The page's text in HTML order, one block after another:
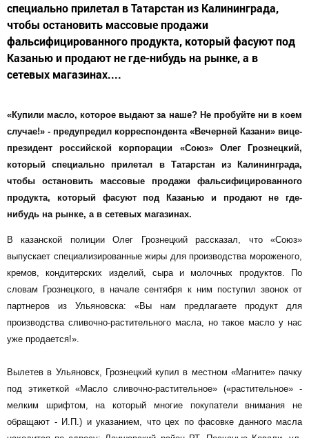
специально прилетал в Татарстан из Калининграда,
чтобы остановить массовые продажи
фальсифицированного продукта, который фасуют под
Казанью и продают не где-нибудь на рынке, а в
сетевых магазинах....
«Купили масло, которое выдают за наше? Не пробуйте ни в коем
случае!» - предупредил корреспондента «Вечерней Казани» вице-
президент российской корпорации «Союз» Олег Грознецкий,
который специально прилетал в Татарстан из Калининграда,
чтобы остановить массовые продажи фальсифицированного
продукта, который фасуют под Казанью и продают не где-
нибудь на рынке, а в сетевых магазинах.
В казанской полиции Олег Грознецкий рассказал, что «Союз»
выпускает специализированные жиры для производства мороженого,
кремов, кондитерских изделий, сыра и молочных продуктов. По
словам Грознецкого, в начале сентября к ним поступил звонок от
партнеров из Ульяновска: «Вы нам предлагаете продукт для
производства сливочно-растительного масла, но такое масло у нас
уже продается!».
Вылетев в Ульяновск, Грознецкий купил в местном «Магните» пачку
под этикеткой «Масло сливочно-растительное» («растительное» -
мелким шрифтом, на который многие покупатели внимания не
обращают - И.П.) и указанием, что цех по фасовке данного масла